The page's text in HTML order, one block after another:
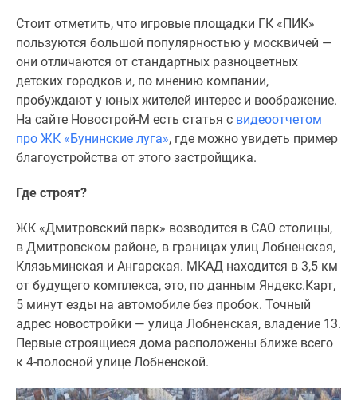
Стоит отметить, что игровые площадки ГК «ПИК»
пользуются большой популярностью у москвичей —
они отличаются от стандартных разноцветных
детских городков и, по мнению компании,
пробуждают у юных жителей интерес и воображение.
На сайте Новострой-М есть статья с видеоотчетом
про ЖК «Бунинские луга», где можно увидеть пример
благоустройства от этого застройщика.
Где строят?
ЖК «Дмитровский парк» возводится в САО столицы,
в Дмитровском районе, в границах улиц Лобненская,
Клязьминская и Ангарская. МКАД находится в 3,5 км
от будущего комплекса, это, по данным Яндекс.Карт,
5 минут езды на автомобиле без пробок. Точный
адрес новостройки — улица Лобненская, владение 13.
Первые строящиеся дома расположены ближе всего
к 4-полосной улице Лобненской.